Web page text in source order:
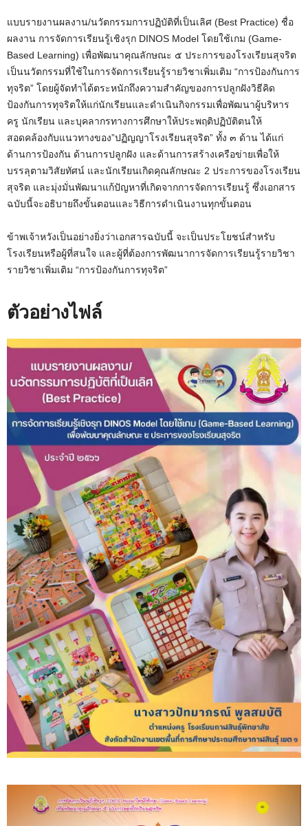
แบบรายงานผลงาน/นวัตกรรมการปฏิบัติที่เป็นเลิศ (Best Practice) ชื่อ
ผลงาน การจัดการเรียนรู้เชิงรุก DINOS Model โดยใช้เกม (Game-
Based Learning) เพื่อพัฒนาคุณลักษณะ ๕ ประการของโรงเรียนสุจริต
เป็นนวัตกรรมที่ใช้ในการจัดการเรียนรู้รายวิชาเพิ่มเติม “การป้องกันการ
ทุจริต” โดยผู้จัดทำได้ตระหนักถึงความสำคัญของการปลูกฝังวิธีคิด
ป้องกันการทุจริตให้แก่นักเรียนและดำเนินกิจกรรมเพื่อพัฒนาผู้บริหาร
ครู นักเรียน และบุคลากรทางการศึกษาให้ประพฤติปฏิบัติตนให้
สอดคล้องกับแนวทางของ”ปฏิญญาโรงเรียนสุจริต” ทั้ง ๓ ด้าน ได้แก่
ด้านการป้องกัน ด้านการปลูกฝัง และด้านการสร้างเครือข่ายเพื่อให้
บรรลุตามวิสัยทัศน์ และนักเรียนเกิดคุณลักษณะ 2 ประการของโรงเรียน
สุจริต และมุ่งมั่นพัฒนาแก้ปัญหาที่เกิดจากการจัดการเรียนรู้ ซึ่งเอกสาร
ฉบับนี้จะอธิบายถึงขั้นตอนและวิธีการดำเนินงานทุกขั้นตอน
ข้าพเจ้าหวังเป็นอย่างยิ่งว่าเอกสารฉบับนี้ จะเป็นประโยชน์สำหรับ
โรงเรียนหรือผู้ที่สนใจ และผู้ที่ต้องการพัฒนาการจัดการเรียนรู้รายวิชา
รายวิชาเพิ่มเติม “การป้องกันการทุจริต”
ตัวอย่างไฟล์